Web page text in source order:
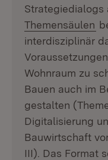
Strategiedialogs
Themensäulen
interdisziplinär
Wohnraum zu
Bauen auch im
gestalten
Digitalisierung
Bauwirtschaft
III). Das Format